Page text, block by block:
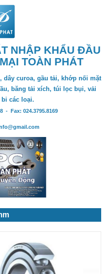
NHẬP KHẨU ĐẦU
TOÀN PHÁT
dây curoa, gầu tải, khớp nối mặt
băng tải xích, túi lọc bụi, vải
bi các loại.
- Fax: 024.3795.8169